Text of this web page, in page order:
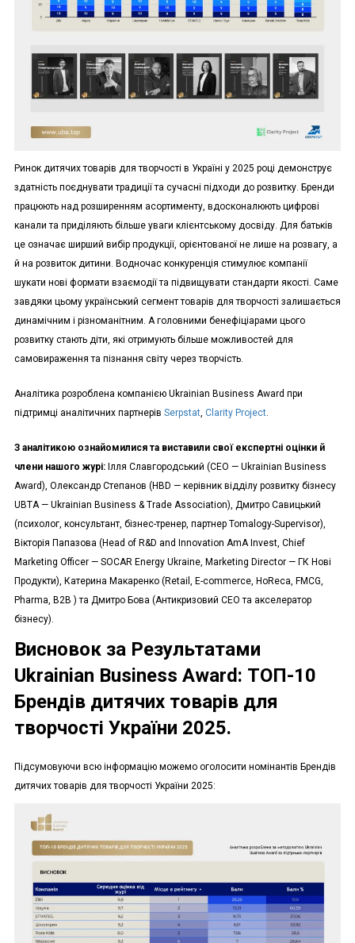
Ринок дитячих товарів для творчості в Україні у 2025 році демонструє
здатність поєднувати традиції та сучасні підходи до розвитку. Бренди
працюють над розширенням асортименту, вдосконалюють цифрові
канали та приділяють більше уваги клієнтському досвіду. Для батьків
це означає ширший вибір продукції, орієнтованої не лише на розвагу, а
й на розвиток дитини. Водночас конкуренція стимулює компанії
шукати нові формати взаємодії та підвищувати стандарти якості. Саме
завдяки цьому український сегмент товарів для творчості залишається
динамічним і різноманітним. А головними бенефіціарами цього
розвитку стають діти, які отримують більше можливостей для
самовираження та пізнання світу через творчість.
Аналітика розроблена компанією Ukrainian Business Award при
підтримці аналітичних партнерів Serpstat, Clarity Project.
З аналітикою ознайомилися та виставили свої експертні оцінки й
члени нашого журі:Ілля Славгородський (СЕО — Ukrainian Business
Award), Олександр Степанов (HBD — керівник відділу розвитку бізнесу
UBTA — Ukrainian Business & Trade Association), Дмитро Савицький
(психолог, консультант, бізнес-тренер, партнер Tomalogy-Supervisor),
Вікторія Папазова (Head of R&D and Innovation AmA Invest, Chief
Marketing Officer — SOCAR Energy Ukraine, Marketing Director — ГК Нові
Продукти), Катерина Макаренко (Retail, E-commerce, HoReca, FMCG,
Pharma, B2B ) та Дмитро Бова (Антикризовий CEO та акселератор
бізнесу).
Висновок за Результатами
Ukrainian Business Award: ТОП-10
Брендів дитячих товарів для
творчості України 2025.
Підсумовуючи всю інформацію можемо оголосити номінантів Брендів
дитячих товарів для творчості України 2025: